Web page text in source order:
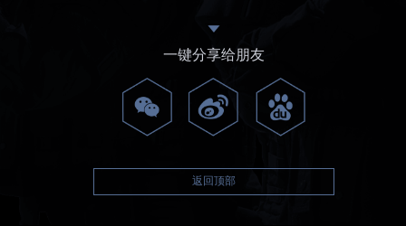
一键分享给朋友
返回顶部